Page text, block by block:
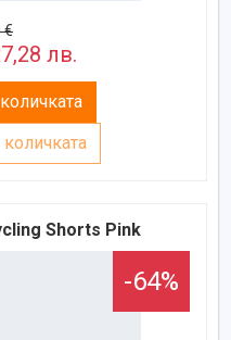
€
лв.
Shorts Pink
-64%